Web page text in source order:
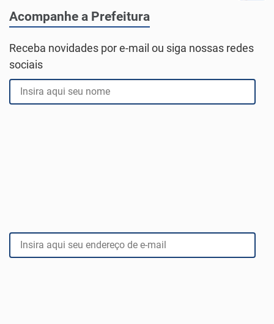
Acompanhe a Prefeitura
Receba novidades por e-mail ou siga nossas redes
sociais